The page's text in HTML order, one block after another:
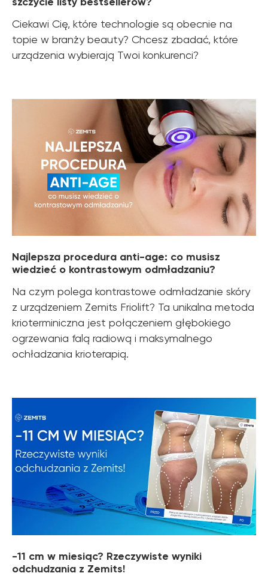
Ciekawi Cię, które technologie są obecnie na
topie w branży beauty? Chcesz zbadać, które
urządzenia wybierają Twoi konkurenci?
Najlepsza procedura anti-age: co musisz
wiedzieć o kontrastowym odmładzaniu?
Na czym polega kontrastowe odmładzanie skóry
z urządzeniem Zemits Friolift? Ta unikalna metoda
krioterminiczna jest połączeniem głębokiego
ogrzewania falą radiową i maksymalnego
ochładzania krioterapią.
-11 cm w miesiąc? Rzeczywiste wyniki
odchudzania z Zemits!